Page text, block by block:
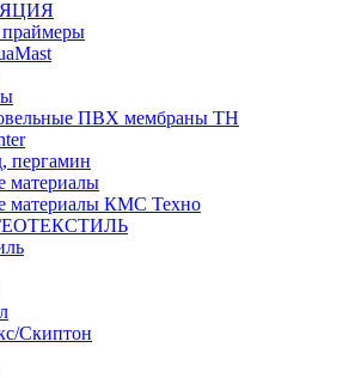
ПВХ мембраны ТН
пергамин
материалы
материалы КМС Техно
Скиптон